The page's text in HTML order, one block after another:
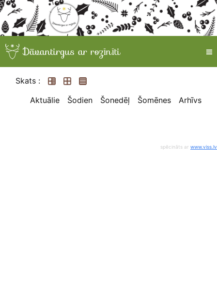
Skats :
Aktuālie
Šodien Šonedēļ Šomēnes Arhīvs
spēcināts ar www.viss.lv